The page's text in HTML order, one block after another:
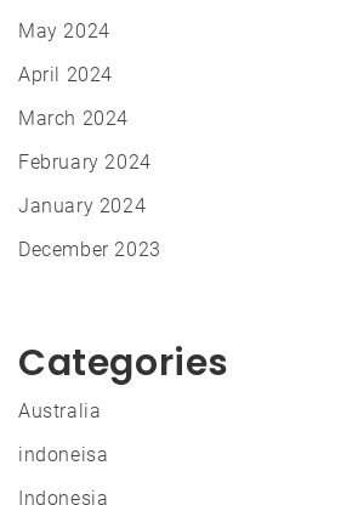
May 2024
April 2024
March 2024
February 2024
January 2024
December 2023
Categories
Australia
indoneisa
Indonesia